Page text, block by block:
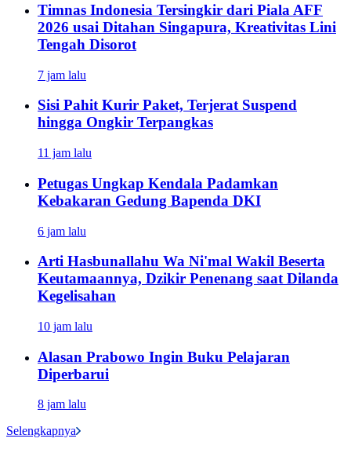
Timnas Indonesia Tersingkir dari Piala AFF
2026 usai Ditahan Singapura, Kreativitas Lini
Tengah Disorot
7 jam lalu
Sisi Pahit Kurir Paket, Terjerat Suspend
hingga Ongkir Terpangkas
11 jam lalu
Petugas Ungkap Kendala Padamkan
Kebakaran Gedung Bapenda DKI
6 jam lalu
Arti Hasbunallahu Wa Ni'mal Wakil Beserta
Keutamaannya, Dzikir Penenang saat Dilanda
Kegelisahan
10 jam lalu
Alasan Prabowo Ingin Buku Pelajaran
Diperbarui
8 jam lalu
Selengkapnya